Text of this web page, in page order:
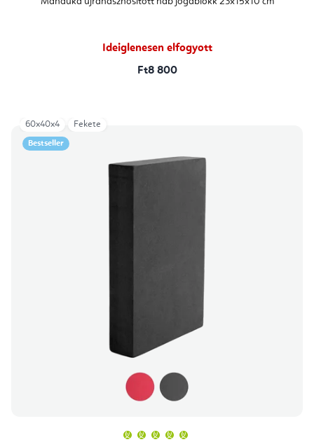
Ideiglenesen elfogyott
Ft8 800
Bestseller
60x40x4 Fekete